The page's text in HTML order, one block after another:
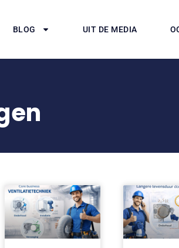
BLOG UIT DE MEDIA